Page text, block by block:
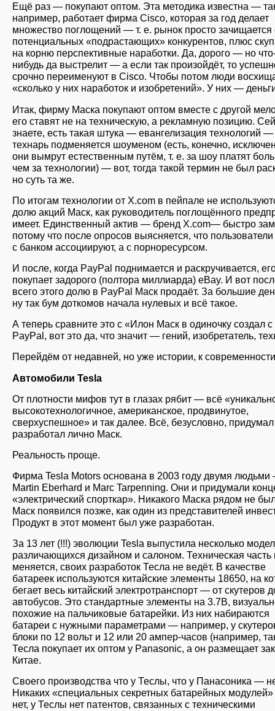
Ещё раз — покупают оптом. Эта методика известна —
например, работает фирма Cisco, которая за год делает
множество поглощений — т. е. рынок просто зачищается
потенциальных «подрастающих» конкурентов, плюс
на корню перспективные наработки. Да, дорого — но
нибудь да выстрелит — а если так произойдёт, то
срочно переименуют в Cisco. Чтобы потом люди
«сколько у них наработок и изобретений». У них —
Итак, фирму Маска покупают оптом вместе с другой
его ставят не на техническую, а рекламную позицию.
знаете, есть такая штука — евангелизация технологий —
технарь подменяется шоуменом (есть, конечно,
они вымрут естественным путём, т. е. за шоу платят
чем за технологии) — вот, тогда такой термин не был
но суть та же.
По итогам технологии от X.com в пейпале не
долю акций Маск, как руководитель поглощённого
имеет. Единственный актив — бренд X.com— быстро
потому что после опросов выясняется, что пользователи
с банком ассоциируют, а с порноресурсом.
И после, когда PayPal поднимается и раскручивается,
покупает задорого (полтора миллиарда) eBay. И вот
всего этого долю в PayPal Маск продаёт. За большие
ну так бум доткомов начала нулевых и всё такое.
А теперь сравните это с «Илон Маск в одиночку создал с
PayPal, вот это да, что значит — гений, изобретатель,
Перейдём от недавней, но уже истории, к
Автомобили Tesla
От плотности мифов тут в глазах рябит — всё
высокотехнологичное, американское, продвинутое,
сверхуспешное» и так далее. Всё, безусловно,
разработал лично Маск.
Реальность проще.
Фирма Tesla Motors основана в 2003 году двумя
Martin Eberhard и Marc Tarpenning. Они и придумали
«электрический спорткар». Никакого Маска рядом не
Маск появился позже, как один из представителей
Продукт в этот момент был уже разработан.
За 13 лет (!!!) эволюции Tesla выпустила несколько
различающихся дизайном и салоном. Техническая часть
меняется, своих разработок Тесла не ведёт. В качестве
батареек используются китайские элементы 18650, на
бегает весь китайский электротранспорт — от скутеров
автобусов. Это стандартные элементы на 3.7В,
похожие на пальчиковые батарейки. Из них набираются
батареи с нужными параметрами — например, у
блоки по 12 вольт и 12 или 20 ампер-часов (например,
Тесла покупает их оптом у Panasonic, а он размещает
Китае.
Своего производства что у Теслы, что у Панасоника —
Никаких «специальных секретных батарейных
нет, у Теслы нет патентов, связанных с техническими